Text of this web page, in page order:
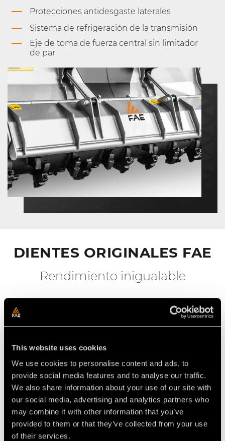
This website uses cookies
We use cookies to personalise content and ads, to
provide social media features and to analyse our traffic.
We also share information about your use of our site with
our social media, advertising and analytics partners who
may combine it with other information that you’ve
provided to them or that they’ve collected from your use
of their services.
Protecciones antidesgaste laterales
Sistema de refrigeración de la transmisión
Eje de toma de fuerza central sin limitador
de par
DIENTES ORIGINALES FAE
Rendimiento inigualable